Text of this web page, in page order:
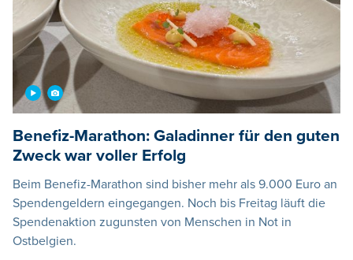
Benefiz-Marathon: Galadinner für den guten
Zweck war voller Erfolg
Beim Benefiz-Marathon sind bisher mehr als 9.000 Euro an
Spendengeldern eingegangen. Noch bis Freitag läuft die
Spendenaktion zugunsten von Menschen in Not in
Ostbelgien.